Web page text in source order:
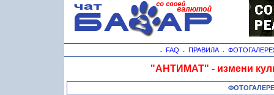
- FAQ - ПРАВИЛА-
"АНТИМАТ" - измени